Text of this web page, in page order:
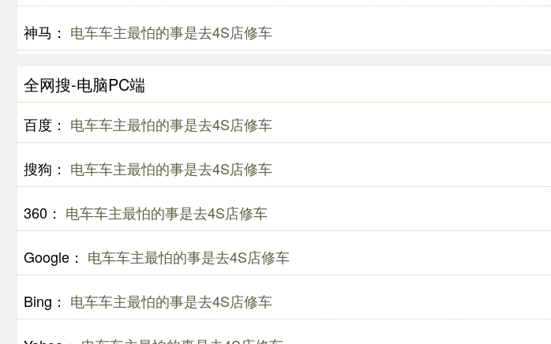
神马： 电车车主最怕的事是去4S店修车
全网搜-电脑PC端
百度： 电车车主最怕的事是去4S店修车
搜狗： 电车车主最怕的事是去4S店修车
360： 电车车主最怕的事是去4S店修车
Google： 电车车主最怕的事是去4S店修车
Bing： 电车车主最怕的事是去4S店修车